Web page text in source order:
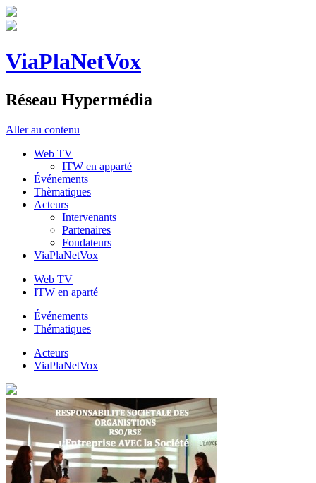
ViaPlaNetVox
Réseau Hypermédia
Aller au contenu
Web TV
ITW en apparté
Événements
Thèmatiques
Acteurs
Intervenants
Partenaires
Fondateurs
ViaPlaNetVox
Web TV
ITW en aparté
Événements
Thématiques
Acteurs
ViaPlaNetVox